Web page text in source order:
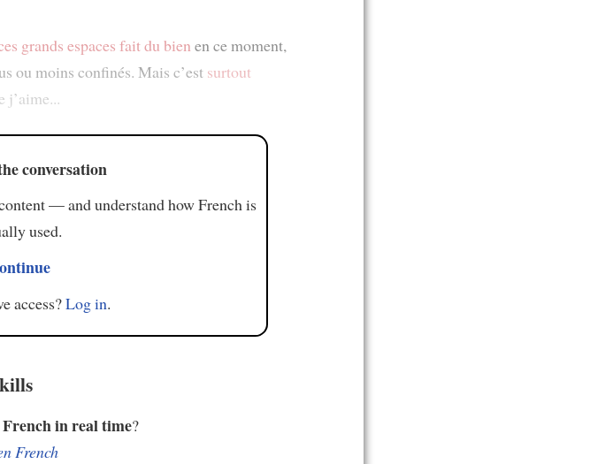
grands espaces fait du bien en ce moment,
ou moins confinés. Mais c’est surtout
j’aime...
conversation
— and understand how French is
used.
access?Log in.
French in real time?
French